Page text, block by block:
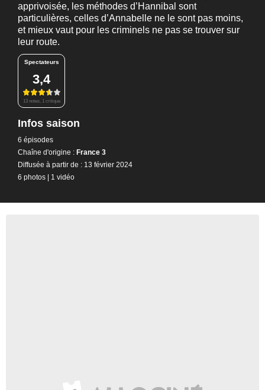
apprivoisée, les méthodes d’Hannibal sont
particulières, celles d’Annabelle ne le sont pas moins,
et mieux vaut pour les criminels ne pas se trouver sur
leur route.
Spectateurs
3,4
13 notes, 1 critique
Infos saison
6 épisodes
Chaîne d'origine : France 3
Diffusée à partir de : 13 février 2024
6 photos | 1 vidéo